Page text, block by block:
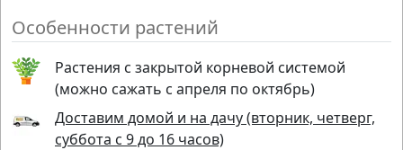
Особенности растений
Растения с закрытой корневой системой
(можно сажать с апреля по октябрь)
Доставим домой и на дачу (вторник, четверг,
суббота с 9 до 16 часов)